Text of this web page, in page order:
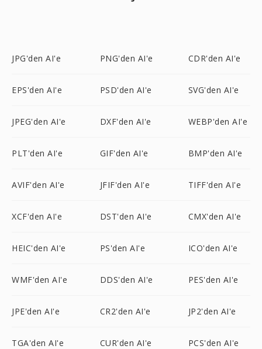
JPG'den AI'e PNG'den AI'e CDR'den AI'e
EPS'den AI'e PSD'den AI'e SVG'den AI'e
JPEG'den AI'e DXF'den AI'e WEBP'den AI'e
PLT'den AI'e GIF'den AI'e BMP'den AI'e
AVIF'den AI'e JFIF'den AI'e TIFF'den AI'e
XCF'den AI'e DST'den AI'e CMX'den AI'e
HEIC'den AI'e PS'den AI'e ICO'den AI'e
WMF'den AI'e DDS'den AI'e PES'den AI'e
JPE'den AI'e CR2'den AI'e JP2'den AI'e
TGA'den AI'e CUR'den AI'e PCS'den AI'e